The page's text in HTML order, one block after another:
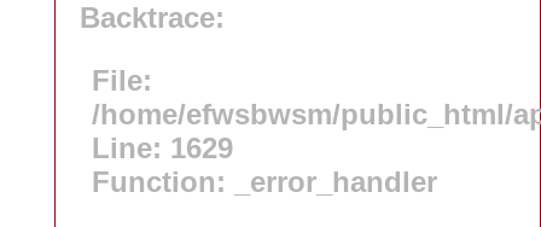
Backtrace:
File:
/home/efwsbwsm/public_html/
Line: 1629
Function: _error_handler